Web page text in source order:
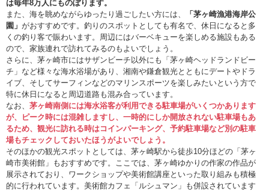
は毎年8万人にものぼります。
また、海を眺めながらゆったり過ごしたい方には、
「茅ヶ崎漁港海岸公
園」 がおすすめです。釣りのスポットとしても有名で、休日になると多
くの釣り客で賑わいます。周辺にはバーベキューを楽しめる施設もある
ので、家族連れで訪れてみるのもよいでしょう。
さらに、茅ヶ崎市にはサザンビーチ以外にも「茅ヶ崎ヘッドランドビー
チ」など様々な海水浴場があり、湘南や鎌倉観光とともにデートやドラ
イブ、そしてサーフィンなどのマリンスポーツを楽しみたいという方で
特に休日になると周辺道路も混み合っています。
なお、 茅ヶ崎南側には海水浴客が利用できる駐車場がいくつかあります
が、ピーク時には混雑しますし、一時的にしか開放されない駐車場もあ
るため、観光に訪れる時はコインパーキング、予約駐車場など別の駐車
場もチェックしておいたほうがよいでしょう。
そのほかの観光スポットとしては、茅ヶ崎駅から徒歩10分ほどの「茅ヶ
崎市美術館」もおすすめです。ここでは、茅ヶ崎ゆかりの作家の作品が
展示されており、ワークショップや美術館講座といった取り組みも積極
的に行われています。美術館カフェ「ルシュマン」も併設されています